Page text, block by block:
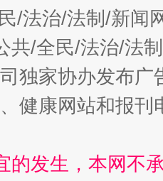
塑工作
/法治/法制/新闻
共/全民/法治/法
司独家协办发布
健康网站和报
的发生，本网不